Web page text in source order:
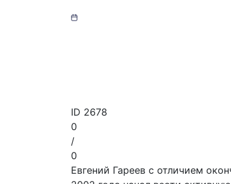
ID 2678
0
/
0
Евгений Гареев с отличием